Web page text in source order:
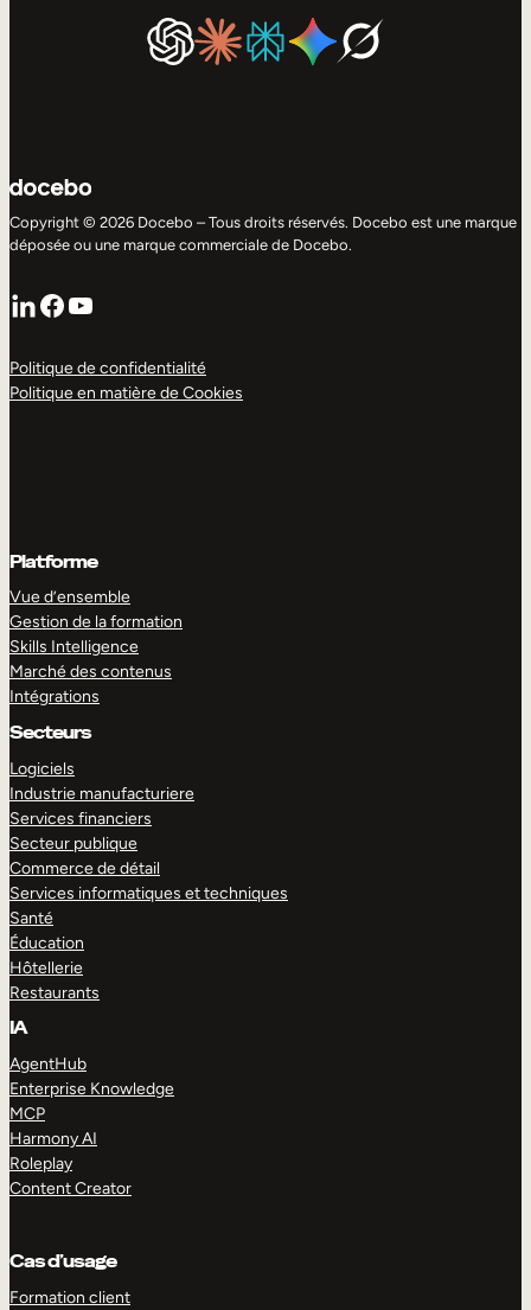
Copyright © 2026 Docebo – Tous droits réservés. Docebo est une marque
déposée ou une marque commerciale de Docebo.
LinkedIn
Facebook
YouTube
Politique de confidentialité
Politique en matière de Cookies
Platforme
Vue d’ensemble
Gestion de la formation
Skills Intelligence
Marché des contenus
Intégrations
Secteurs
Logiciels
Industrie manufacturiere
Services financiers
Secteur publique
Commerce de détail
Services informatiques et techniques
Santé
Éducation
Hôtellerie
Restaurants
IA
AgentHub
Enterprise Knowledge
MCP
Harmony AI
Roleplay
Content Creator
Cas d’usage
Formation client